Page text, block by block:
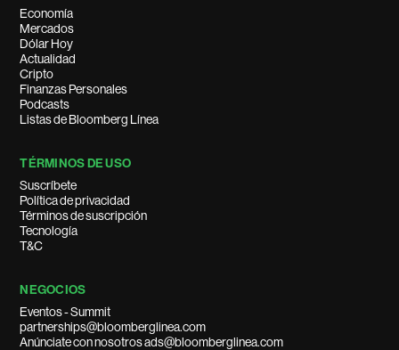
Economía
Mercados
Dólar Hoy
Actualidad
Cripto
Finanzas Personales
Podcasts
Listas de Bloomberg Línea
TÉRMINOS DE USO
Suscríbete
Política de privacidad
Términos de suscripción
Tecnología
T&C
NEGOCIOS
Eventos - Summit
partnerships@bloomberglinea.com
Anúnciate con nosotros ads@bloomberglinea.com